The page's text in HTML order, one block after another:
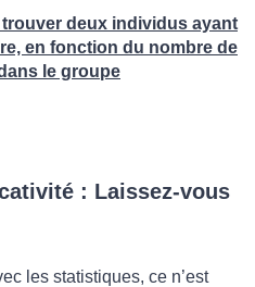
deux individus ayant
en fonction du nombre de
le groupe
: Laissez-vous
les statistiques, ce n’est